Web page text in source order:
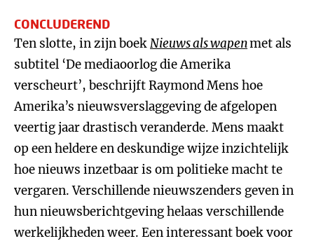
CONCLUDEREND
Ten slotte, in zijn boekNieuws als wapenmet als
subtitel ‘De mediaoorlog die Amerika
verscheurt’, beschrijft Raymond Mens hoe
Amerika’s nieuwsverslaggeving de afgelopen
veertig jaar drastisch veranderde. Mens maakt
op een heldere en deskundige wijze inzichtelijk
hoe nieuws inzetbaar is om politieke macht te
vergaren. Verschillende nieuwszenders geven in
hun nieuwsberichtgeving helaas verschillende
werkelijkheden weer. Een interessant boek voor